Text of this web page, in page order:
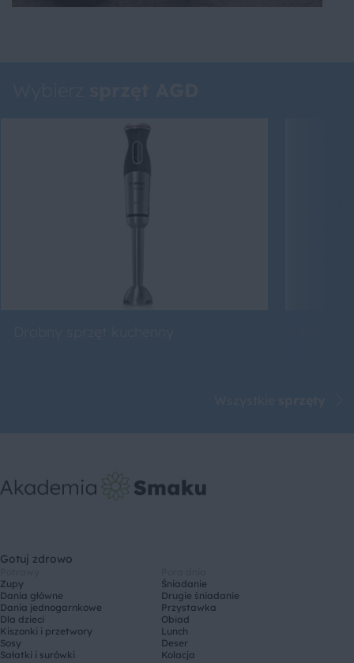
Gotuj zdrowo
Zupy
Dania główne
Dania jednogarnkowe
Dla dzieci
Kiszonki i przetwory
Sosy
Sałatki i surówki
Śniadanie
Drugie śniadanie
Przystawka
Obiad
Lunch
Deser
Kolacja